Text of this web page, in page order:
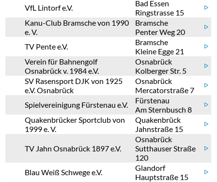
VfL Lintorf e.V.
Bad Essen
Ringstrasse 15
ᐅ
Kanu-Club Bramsche von 1990
e. V.
Bramsche
Penter Weg 20
ᐅ
TV Pente e.V.
Bramsche
Kleine Egge 21
ᐅ
Verein für Bahnengolf
Osnabrück v. 1984 e.V.
Osnabrück
Kolberger Str. 5
ᐅ
SV Rasensport DJK von 1925
e.V. Osnabrück
Osnabrück
Mercatorstraße 7
ᐅ
Spielvereinigung Fürstenau e.V.
Fürstenau
Am Sternbusch 8
ᐅ
Quakenbrücker Sportclub von
1999 e. V.
Quakenbrück
Jahnstraße 15
ᐅ
TV Jahn Osnabrück 1897 e.V.
Osnabrück
Sutthauser Straße
120
ᐅ
Blau Weiß Schwege e.V.
Glandorf
Hauptstraße 15
ᐅ